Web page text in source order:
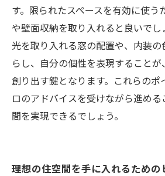
す。限られたスペースを有効に使う
や壁面収納を取り入れると良いで
光を取り入れる窓の配置や、内装
らし、自分の個性を表現すること
創り出す鍵となります。これらの
ロのアドバイスを受けながら進め
間を実現できるでしょう。
理想の住空間を手に入れるための